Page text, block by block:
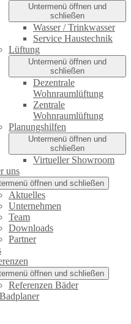
Untermenü öffnen und
schließen
Wasser / Trinkwasser
Service Haustechnik
Lüftung
Untermenü öffnen und
schließen
Dezentrale
Wohnraumlüftung
Zentrale
Wohnraumlüftung
Planungshilfen
Untermenü öffnen und
schließen
Virtueller Showroom
uns
öffnen und schließen
Aktuelles
Unternehmen
Team
Downloads
Partner
öffnen und schließen
Referenzen Bäder